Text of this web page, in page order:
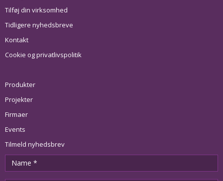
Tilføj din virksomhed
Tidligere nyhedsbreve
Kontakt
Cookie og privatlivspolitik
Produkter
Projekter
Firmaer
Events
Tilmeld nyhedsbrev